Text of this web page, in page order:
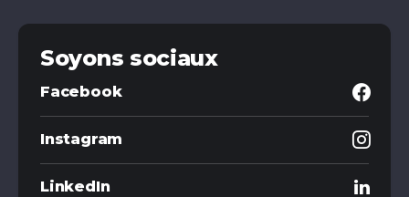
Soyons sociaux
Facebook
Instagram
LinkedIn